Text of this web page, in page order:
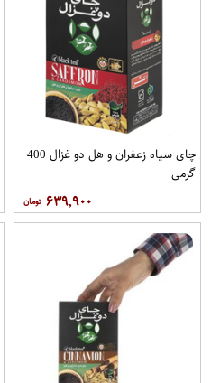
چای سیاه زعفران و هل دو غزال 400
گرمی
۶۳۹,۹۰۰